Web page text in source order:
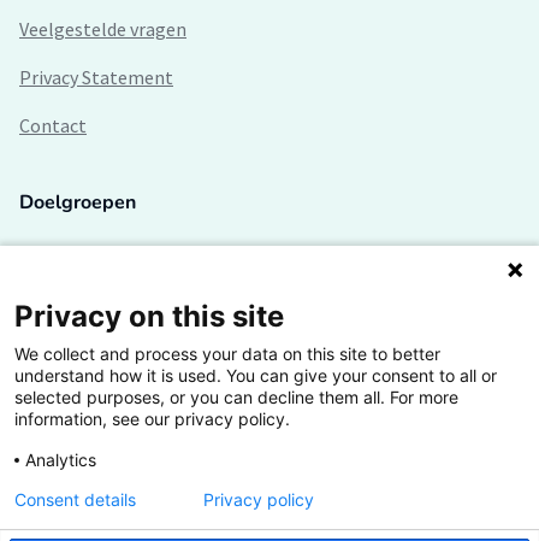
Veelgestelde vragen
Privacy Statement
Contact
Doelgroepen
Lectoren en onderzoekers
Bedrijven
Hogescholen
Privacy on this site
We collect and process your data on this site to better
understand how it is used. You can give your consent to all or
selected purposes, or you can decline them all. For more
information, see our privacy policy.
Analytics
Consent details
Privacy policy